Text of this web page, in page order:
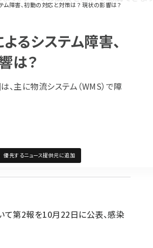
ム障害、初動の対応と対策は？ 現状の影響は？
るシステム障害、
は？
主に物流システム（WMS）で障
優先するニュース提供元に追加
て第2報を10月22日に公表、感染